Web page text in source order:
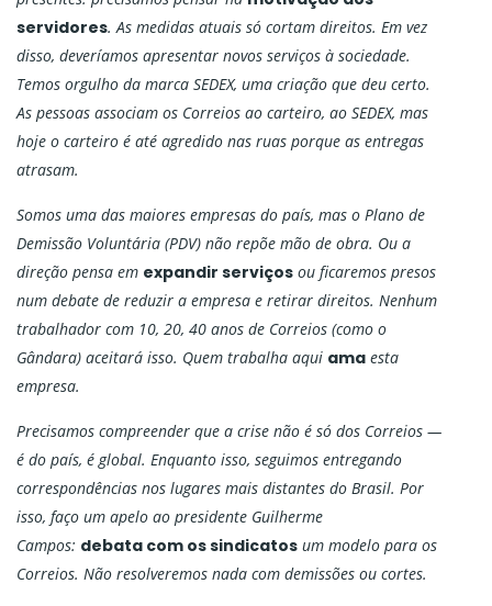
servidores. As medidas atuais só cortam direitos. Em vez
disso, deveríamos apresentar novos serviços à sociedade.
Temos orgulho da marca SEDEX, uma criação que deu certo.
As pessoas associam os Correios ao carteiro, ao SEDEX, mas
hoje o carteiro é até agredido nas ruas porque as entregas
atrasam.
Somos uma das maiores empresas do país, mas o Plano de
Demissão Voluntária (PDV) não repõe mão de obra. Ou a
direção pensa em expandir serviços ou ficaremos presos
num debate de reduzir a empresa e retirar direitos. Nenhum
trabalhador com 10, 20, 40 anos de Correios (como o
Gândara) aceitará isso. Quem trabalha aqui ama esta
empresa.
Precisamos compreender que a crise não é só dos Correios —
é do país, é global. Enquanto isso, seguimos entregando
correspondências nos lugares mais distantes do Brasil. Por
isso, faço um apelo ao presidente Guilherme
Campos: debata com os sindicatos um modelo para os
Correios. Não resolveremos nada com demissões ou cortes.